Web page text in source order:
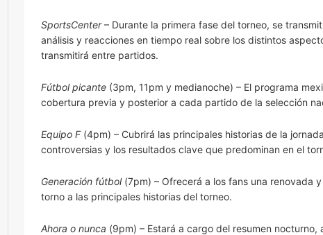
SportsCenter– Durante la primera fase del torneo, se
análisis y reacciones en tiempo real sobre los distintos
transmitirá entre partidos.
Fútbol picante (3pm, 11pm y medianoche) – El programa
cobertura previa y posterior a cada partido de la selección
Equipo F(4pm) – Cubrirá las principales historias de la
controversias y los resultados clave que predominan en el
Generación fútbol(7pm) – Ofrecerá a los fans una renovada
torno a las principales historias del torneo.
Ahora o nunca (9pm) – Estará a cargo del resumen